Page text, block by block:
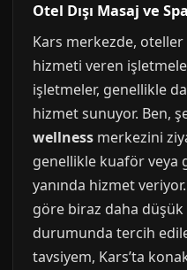
Otel Dışı Masaj ve
Kars merkezde, oteller
hizmeti veren
işletmeler, genellikle
hizmet sunuyor. Ben,
wellness merkezini
genellikle kuaför veya
yanında hizmet
göre biraz daha
durumunda tercih
tavsiyem, Kars’ta